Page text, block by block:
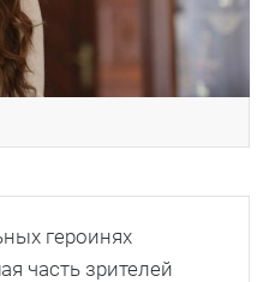
героинях
часть зрителей